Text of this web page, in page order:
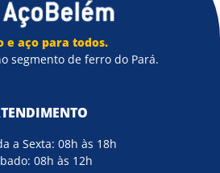
e aço para todos.
segmento de ferro do Pará.
a Sexta: 08h às 18h
08h às 12h